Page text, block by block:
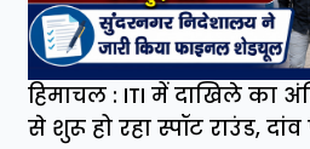
हिमाचल : ITI में दाखिले का
से शुरू हो रहा स्पॉट राउंड,